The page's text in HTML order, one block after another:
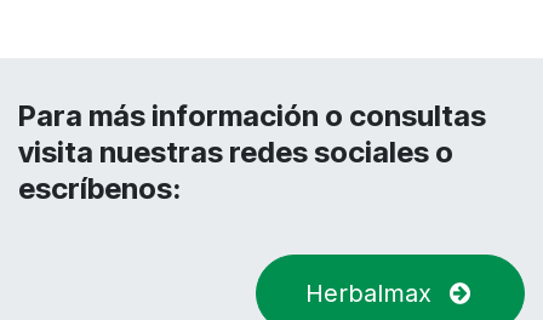
Para más información o consultas
visita nuestras redes sociales o
escríbenos:
Herbalmax